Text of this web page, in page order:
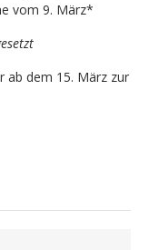
vom 9. März*
ab dem 15. März zur